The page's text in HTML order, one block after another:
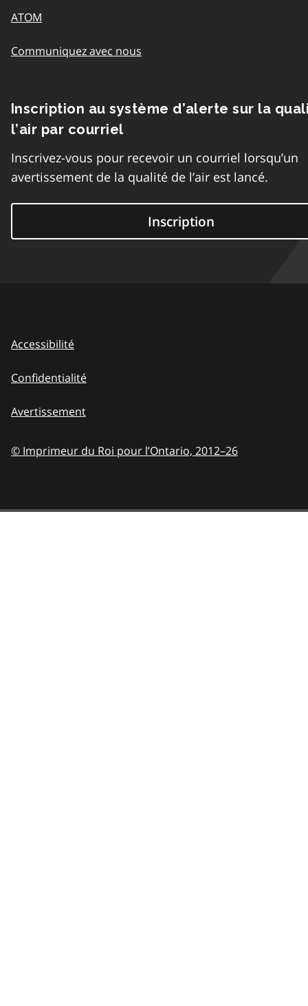
ATOM
Communiquez avec nous
Inscription au système d’alerte sur la
l’air par courriel
Inscrivez-vous pour recevoir un courriel lorsqu’un
avertissement de la qualité de l’air est lancé.
Inscription
Accessibilité
Confidentialité
Avertissement
© Imprimeur du Roi pour l’Ontario, 2012–26